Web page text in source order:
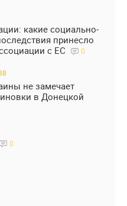
какие социально-
принесло
с ЕС
0
не замечает
в Донецкой
0